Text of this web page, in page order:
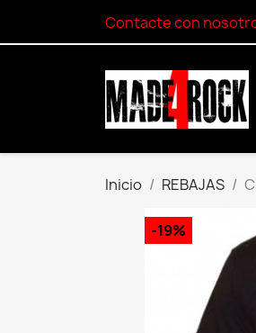
Contacte con
Inicio REBAJAS
-19%